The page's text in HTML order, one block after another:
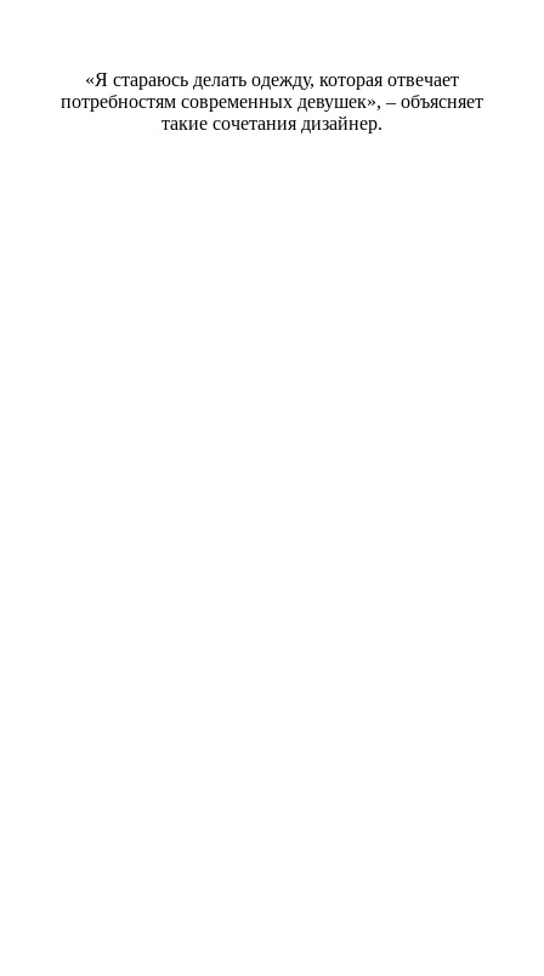
«Я стараюсь делать одежду, которая отвечает
потребностям современных девушек», – объясняет
такие сочетания дизайнер.